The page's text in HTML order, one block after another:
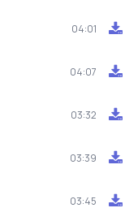
04:01
04:07
03:32
03:39
03:45